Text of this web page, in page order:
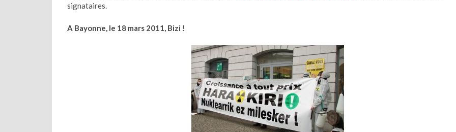
signataires.
A Bayonne, le 18 mars 2011, Bizi !